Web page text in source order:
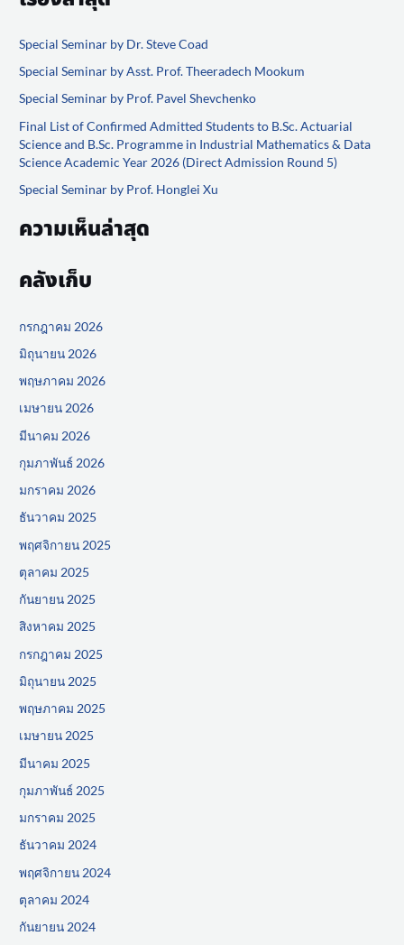
c
h
f
o
r
:
Special Seminar by Dr. Steve Coad
Special Seminar by Asst. Prof. Theeradech Mookum
Special Seminar by Prof. Pavel Shevchenko
Final List of Confirmed Admitted Students to B.Sc. Actuarial
Science and B.Sc. Programme in Industrial Mathematics & Data
Science Academic Year 2026 (Direct Admission Round 5)
Special Seminar by Prof. Honglei Xu
ความเห็นล่าสุด
คลังเก็บ
กรกฎาคม 2026
มิถุนายน 2026
พฤษภาคม 2026
เมษายน 2026
มีนาคม 2026
กุมภาพันธ์ 2026
มกราคม 2026
ธันวาคม 2025
พฤศจิกายน 2025
ตุลาคม 2025
กันยายน 2025
สิงหาคม 2025
กรกฎาคม 2025
มิถุนายน 2025
พฤษภาคม 2025
เมษายน 2025
มีนาคม 2025
กุมภาพันธ์ 2025
มกราคม 2025
ธันวาคม 2024
พฤศจิกายน 2024
ตุลาคม 2024
กันยายน 2024